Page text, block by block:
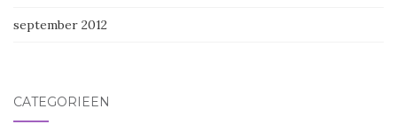
september 2012
CATEGORIEËN